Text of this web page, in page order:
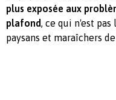
plus exposée aux
plafond, ce qui n'est
paysans et maraîchers